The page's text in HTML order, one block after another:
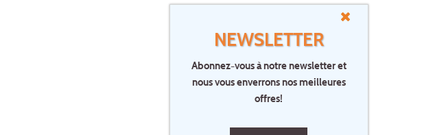
NEWSLETTER
Abonnez-vous à notre newsletter et
nous vous enverrons nos meilleures
offres!